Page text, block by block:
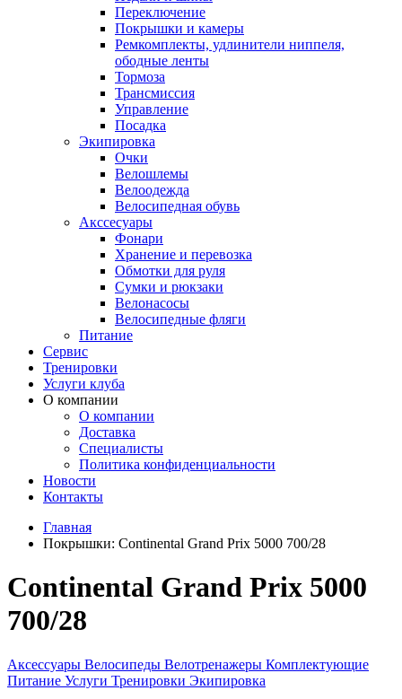
Переключение
Покрышки и камеры
Ремкомплекты, удлинители ниппеля,
ободные ленты
Тормоза
Трансмиссия
Управление
Посадка
Экипировка
Очки
Велошлемы
Велоодежда
Велосипедная обувь
Акссесуары
Фонари
Хранение и перевозка
Обмотки для руля
Сумки и рюкзаки
Велонасосы
Велосипедные фляги
Питание
Сервис
Тренировки
Услуги клуба
О компании
О компании
Доставка
Специалисты
Политика конфиденциальности
Новости
Контакты
Главная
Покрышки: Continental Grand Prix 5000 700/28
Continental Grand Prix 5000
700/28
Аксессуары Велосипеды Велотренажеры Комплектующие
Питание Услуги Тренировки Экипировка